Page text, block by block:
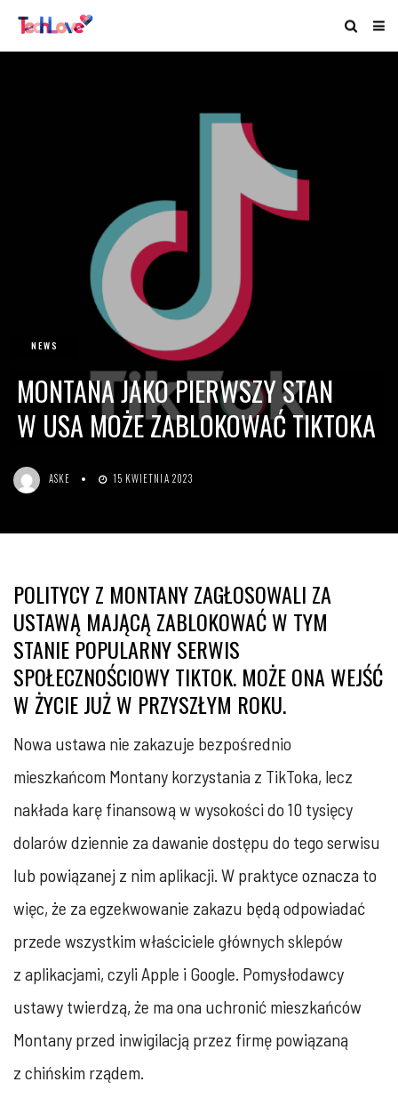
NEWS
MONTANA JAKO PIERWSZY STAN
W USA MOŻE ZABLOKOWAĆ TIKTOKA
ASKE 15 KWIETNIA 2023
POLITYCY Z MONTANY ZAGŁOSOWALI ZA
USTAWĄ MAJĄCĄ ZABLOKOWAĆ W TYM
STANIE POPULARNY SERWIS
SPOŁECZNOŚCIOWY TIKTOK. MOŻE ONA WEJŚĆ
W ŻYCIE JUŻ W PRZYSZŁYM ROKU.
Nowa ustawa nie zakazuje bezpośrednio
mieszkańcom Montany korzystania z TikToka, lecz
nakłada karę finansową w wysokości do 10 tysięcy
dolarów dziennie za dawanie dostępu do tego serwisu
lub powiązanej z nim aplikacji. W praktyce oznacza to
więc, że za egzekwowanie zakazu będą odpowiadać
przede wszystkim właściciele głównych sklepów
z aplikacjami, czyli Apple i Google. Pomysłodawcy
ustawy twierdzą, że ma ona uchronić mieszkańców
Montany przed inwigilacją przez firmę powiązaną
z chińskim rządem.